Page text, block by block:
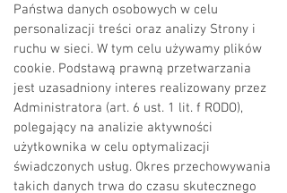
Państwa danych osobowych w celu
personalizacji treści oraz analizy Strony i
ruchu w sieci. W tym celu używamy plików
cookie. Podstawą prawną przetwarzania
jest uzasadniony interes realizowany przez
Administratora (art. 6 ust. 1 lit. f RODO),
polegający na analizie aktywności
użytkownika w celu optymalizacji
świadczonych usług. Okres przechowywania
takich danych trwa do czasu skutecznego